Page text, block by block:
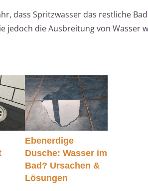
dass Spritzwasser das restliche
jedoch die Ausbreitung von Wasser
Ebenerdige
Dusche: Wasser im
Bad? Ursachen &
Lösungen